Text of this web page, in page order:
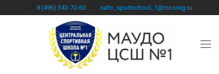
8 (496) 343-70-60 nafo_sportschool_1@mosreg.ru